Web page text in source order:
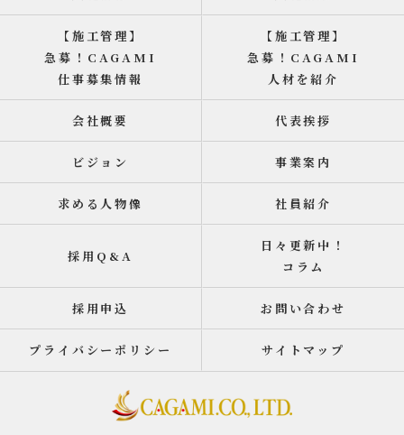
【施工管理】
急募！CAGAMI
仕事募集情報
【施工管理】
急募！CAGAMI
人材を紹介
会社概要 代表挨拶
ビジョン 事業案内
求める人物像 社員紹介
採用Q&A
日々更新中！
コラム
採用申込 お問い合わせ
プライバシーポリシー サイトマップ